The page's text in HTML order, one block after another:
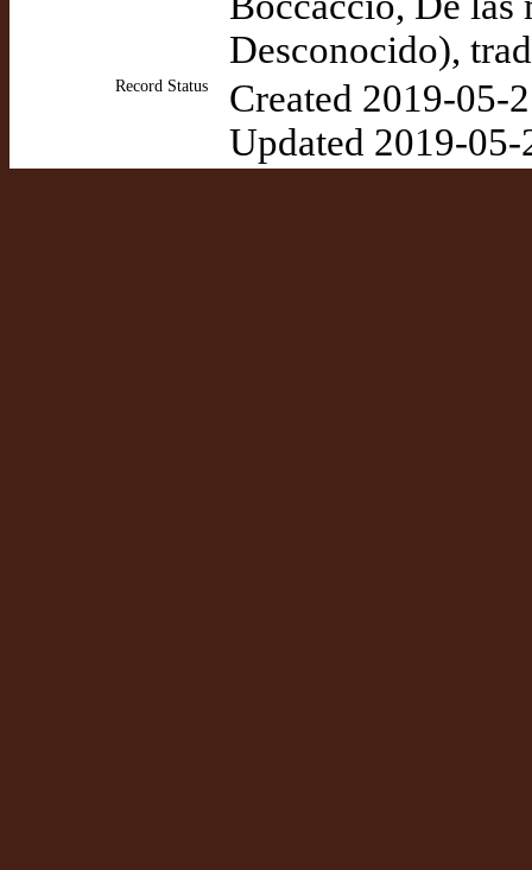
Desconocido),
Record Status
Created 2019-05-
Updated 2019-05-